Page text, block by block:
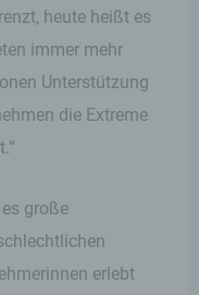
heute heißt es
immer mehr
Unterstützung
die Extreme
große
erlebt